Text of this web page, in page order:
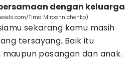
dengan keluarga
Tima Miroshnichenko)
sekarang kamu masih
tersayang. Baik itu
pasangan dan anak.